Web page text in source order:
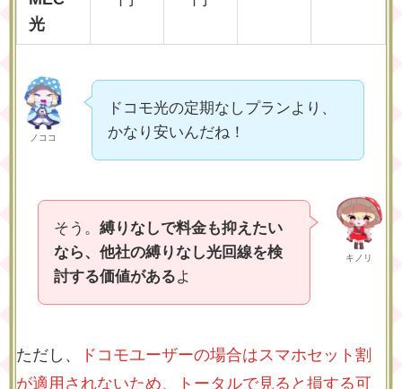
光
ノココ
ドコモ光の定期なしプランより、
かなり安いんだね！
キノリ
そう。 縛りなしで料金も抑えたい
なら、他社の縛りなし光回線を検
討する価値があるよ
ただし、
ドコモユーザーの場合はスマホセット割
が適用されないため、トータルで見ると損する可